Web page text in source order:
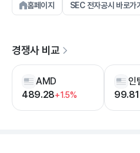
홈페이지 SEC 전자공시 바로가기
경쟁사 비교
AMD
489.28+1.5%
인
99.81